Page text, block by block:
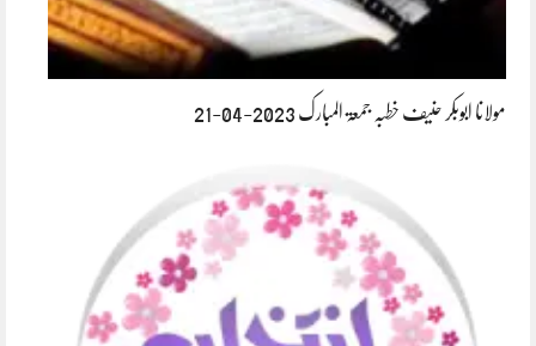
مولانا ابوبکر حنیف خطبہ جمعۃ المبارک 2023-04-21